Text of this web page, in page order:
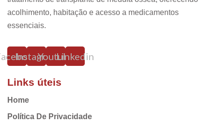
acolhimento, habitação e acesso a medicamentos
essenciais.
Instagram
YoutubeLinkedin
Links úteis
Home
Política De Privacidade